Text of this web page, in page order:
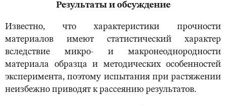
Результаты и обсуждение
Известно, что характеристики прочности
материалов имеют статистический характер
вследствие микро- и макронеоднородности
материала образца и методических особенностей
эксперимента, поэтому испытания при растяжении
неизбежно приводят к рассеянию результатов.